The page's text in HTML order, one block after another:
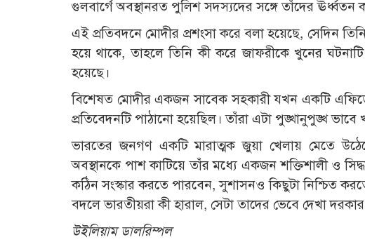
গুলবার্গে অবস্থানরত পুলিশ সদস্যদের সঙ্গে তাঁদের
এই প্রতিবদনে মোদীর প্রশংসা করে বলা হয়েছে, সেদিন
হয়ে থাকে, তাহলে তিনি কী করে জাফরীকে খুনের
হয়েছে।
বিশেষত মোদীর একজন সাবেক সহকারী যখন একটি
প্রতিবেদনটি পাঠানো হয়েছিল। তাঁরা এটা পুঙ্খানুপুঙ্খ
ভারতের জনগণ একটি মারাত্মক জুয়া খেলায় মেতে
অবস্থানকে পাশ কাটিয়ে তাঁর মধ্যে একজন শক্তিশালী ও
কঠিন সংস্কার করতে পারবেন, সুশাসনও কিছুটা নিশ্চিত
বদলে ভারতীয়রা কী হারাল, সেটা তাদের
উইলিয়াম ডালরিম্পল